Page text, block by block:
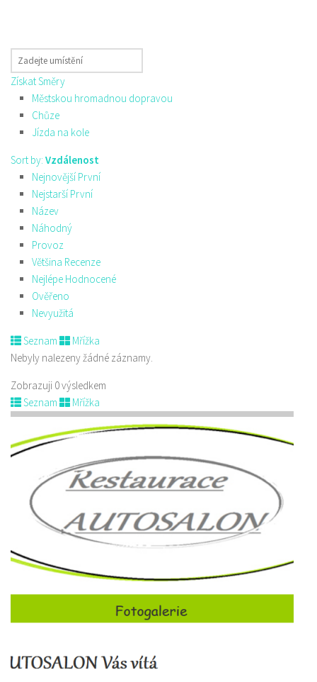
Získat Směry
Městskou hromadnou dopravou
Chůze
Jízda na kole
Sort by: Vzdálenost
Nejnovější První
Nejstarší První
Název
Náhodný
Provoz
Většina Recenze
Nejlépe Hodnocené
Ověřeno
Nevyužitá
Seznam
Mřížka
Nebyly nalezeny žádné záznamy.
Zobrazuji 0 výsledkem
Seznam
Mřížka